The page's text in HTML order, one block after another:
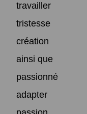
travailler
tristesse
création
ainsi que
passionné
adapter